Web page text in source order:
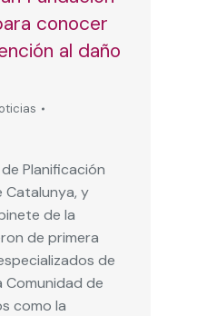
conocer
al daño
Planificación
Catalunya, y
de la
de primera
de
Comunidad de
como la